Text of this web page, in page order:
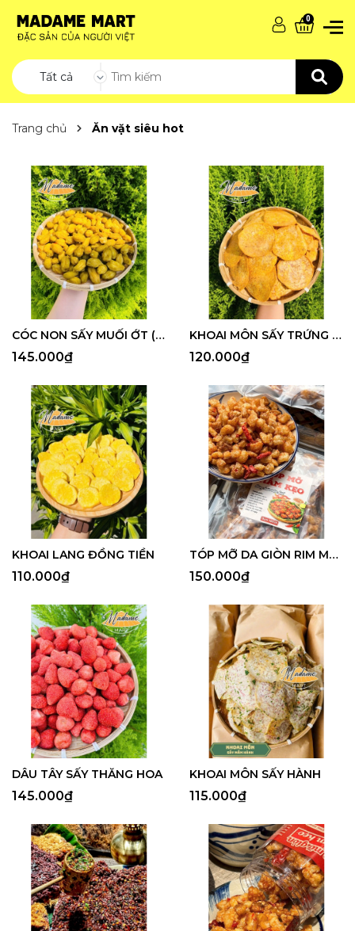
Tất cả
0
Trang chủ Ăn vặt siêu hot
CÓC NON SẤY MUỐI ỚT (Hũ 500G)
145.000₫
KHOAI MÔN SẤY TRỨNG MUỐI
120.000₫
KHOAI LANG ĐỒNG TIỀN
110.000₫
TÓP MỠ DA GIÒN RIM MẮM KẸO (Túi 300G)
150.000₫
DÂU TÂY SẤY THĂNG HOA
145.000₫
KHOAI MÔN SẤY HÀNH
115.000₫